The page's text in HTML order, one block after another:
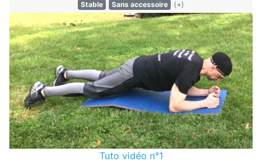
Stable Sans accessoire (+)
Tuto vidéo n°1